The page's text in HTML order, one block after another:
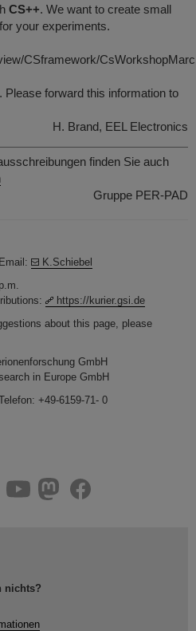
CS++. We want to create small
your experiments.
CSframework/
forward this information to
H. Brand, EEL Electronics
finden Sie auch
Gruppe PER-PAD
K.Schiebel
https://kurier.gsi.de
about this page, please
GmbH
in Europe GmbH
+49-6159-71- 0
nichts?